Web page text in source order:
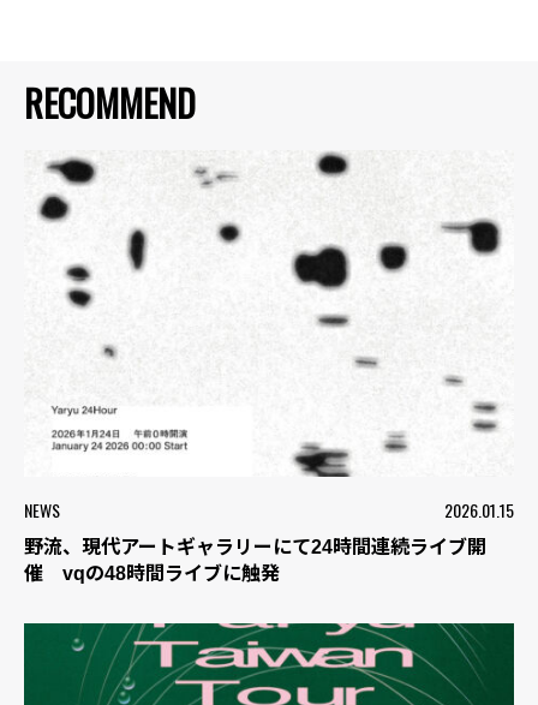
RECOMMEND
NEWS 2026.01.15
野流、現代アートギャラリーにて24時間連続ライブ開
催 vqの48時間ライブに触発